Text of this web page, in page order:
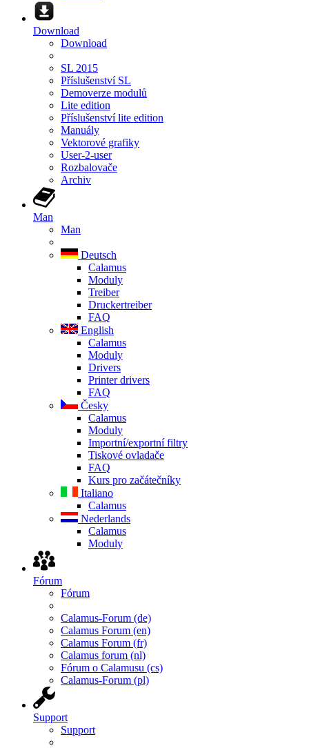
Download
Download
SL 2015
Příslušenství SL
Demoverze modulů
Lite edition
Příslušenství lite edition
Manuály
Vektorové grafiky
User-2-user
Rozbalovače
Archiv
Man
Man
Deutsch
Calamus
Moduly
Treiber
Druckertreiber
FAQ
English
Calamus
Moduly
Drivers
Printer drivers
FAQ
Česky
Calamus
Moduly
Importní/exportní filtry
Tiskové ovladače
FAQ
Kurs pro začátečníky
Italiano
Calamus
Nederlands
Calamus
Moduly
Fórum
Fórum
Calamus-Forum (de)
Calamus Forum (en)
Calamus Forum (fr)
Calamus forum (nl)
Fórum o Calamusu (cs)
Calamus-Forum (pl)
Support
Support